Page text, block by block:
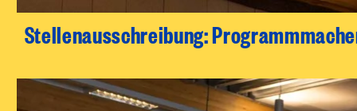
Stellenausschreibung: